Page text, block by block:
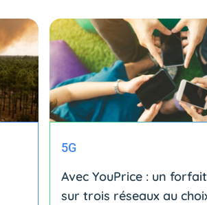
5G
Avec YouPrice : un
sur trois réseaux au